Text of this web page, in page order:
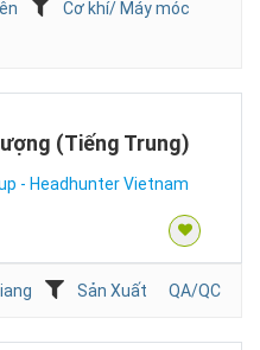
Cơ khí/ Máy móc
(Tiếng Trung)
- Headhunter Vietnam
Sản Xuất QA/QC